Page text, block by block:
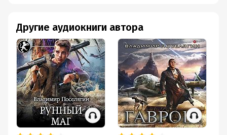
Другие аудиокниги автора